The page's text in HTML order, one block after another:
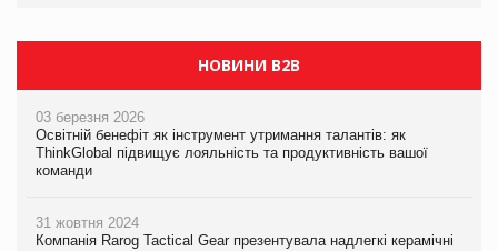
НОВИНИ B2B
03 березня 2026
Освітній бенефіт як інструмент утримання талантів: як
ThinkGlobal підвищує лояльність та продуктивність вашої
команди
31 жовтня 2024
Компанія Rarog Tactical Gear презентувала надлегкі керамічні